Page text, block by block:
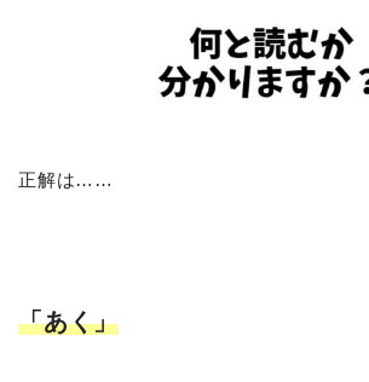
正解は……
「あく」